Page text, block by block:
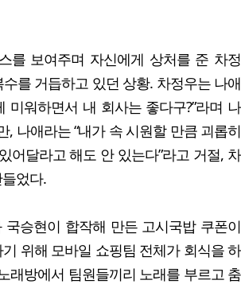
를 보여주며 자신에게 상처를 준 차정
를 거듭하고 있던 상황. 차정우는 나애
미워하면서 내 회사는 좋다구?”라며 나
, 나애라는 “내가 속 시원할 만큼 괴롭히
어달라고 해도 안 있는다”라고 거절, 차
었다.
국승현이 합작해 만든 고시국밥 쿠폰이
위해 모바일 쇼핑팀 전체가 회식을 하
래방에서 팀원들끼리 노래를 부르고 춤